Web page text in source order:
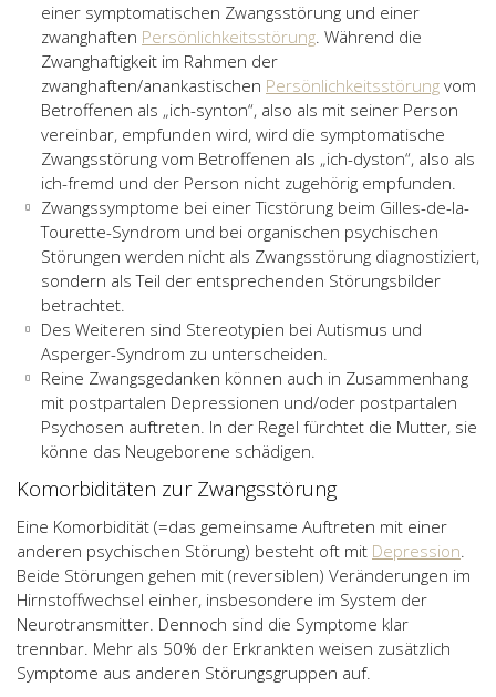
einer symptomatischen Zwangsstörung und einer
zwanghaften Persönlichkeitsstörung. Während die
Zwanghaftigkeit im Rahmen der
zwanghaften/anankastischen Persönlichkeitsstörung vom
Betroffenen als „ich-synton“, also als mit seiner Person
vereinbar, empfunden wird, wird die symptomatische
Zwangsstörung vom Betroffenen als „ich-dyston“, also als
ich-fremd und der Person nicht zugehörig empfunden.
Zwangssymptome bei einer Ticstörung beim Gilles-de-la-
Tourette-Syndrom und bei organischen psychischen
Störungen werden nicht als Zwangsstörung diagnostiziert,
sondern als Teil der entsprechenden Störungsbilder
betrachtet.
Des Weiteren sind Stereotypien bei Autismus und
Asperger-Syndrom zu unterscheiden.
Reine Zwangsgedanken können auch in Zusammenhang
mit postpartalen Depressionen und/oder postpartalen
Psychosen auftreten. In der Regel fürchtet die Mutter, sie
könne das Neugeborene schädigen.
Komorbiditäten zur Zwangsstörung
Eine Komorbidität (=das gemeinsame Auftreten mit einer
anderen psychischen Störung) besteht oft mit Depression
Beide Störungen gehen mit (reversiblen) Veränderungen im
Hirnstoffwechsel einher, insbesondere im System der
Neurotransmitter. Dennoch sind die Symptome klar
trennbar. Mehr als 50% der Erkrankten weisen zusätzlich
Symptome aus anderen Störungsgruppen auf.